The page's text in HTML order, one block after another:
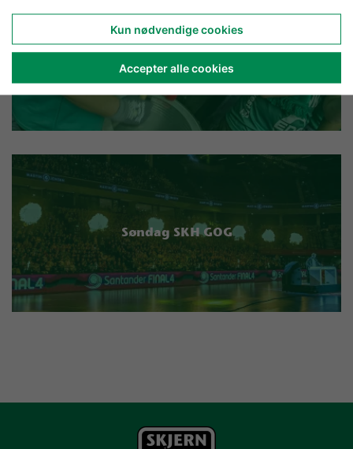
Lørdag SKH REH
Søndag SKH GOG
Kun nødvendige cookies
Accepter alle cookies